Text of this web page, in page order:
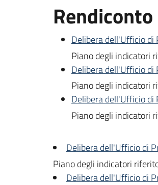
Rendiconto
Delibera dell'Ufficio di
Piano degli indicatori
Delibera dell'Ufficio di
Piano degli indicatori
Delibera dell'Ufficio di
Piano degli indicatori
Delibera dell'Ufficio di
Piano degli indicatori
Delibera dell'Ufficio di